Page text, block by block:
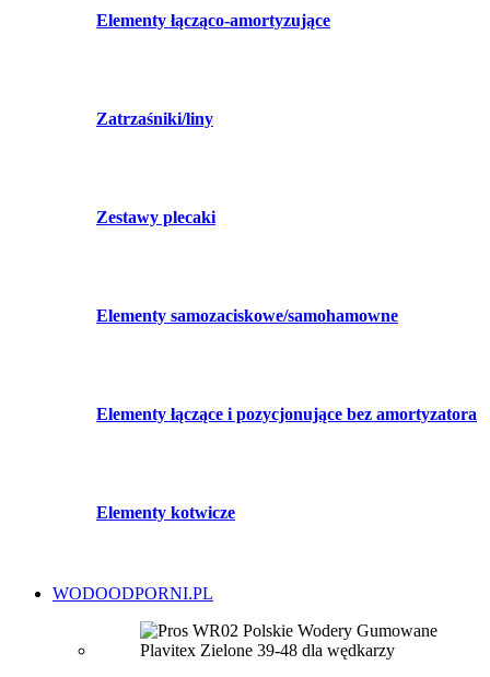
Elementy łącząco-amortyzujące
Zatrzaśniki/liny
Zestawy plecaki
Elementy samozaciskowe/samohamowne
Elementy łączące i pozycjonujące bez amortyzatora
Elementy kotwicze
WODOODPORNI.PL